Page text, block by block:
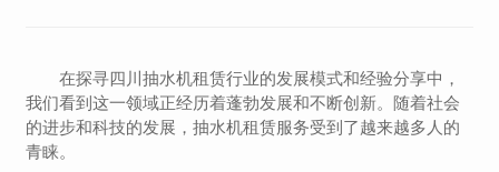
在探寻四川抽水机租赁行业的发展模式和经验分享中，
我们看到这一领域正经历着蓬勃发展和不断创新。随着社会
的进步和科技的发展，抽水机租赁服务受到了越来越多人的
青睐。